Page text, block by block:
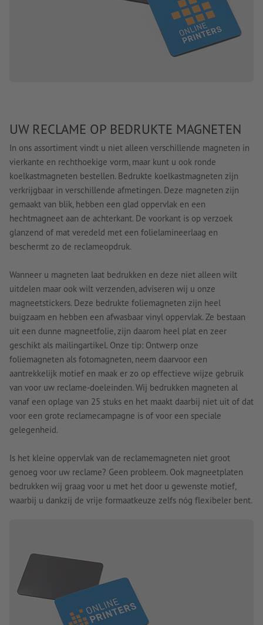
UW RECLAME OP BEDRUKTE MAGNETEN
In ons assortiment vindt u niet alleen verschillende magneten in
vierkante en rechthoekige vorm, maar kunt u ook ronde
koelkastmagneten bestellen. Bedrukte koelkastmagneten zijn
verkrijgbaar in verschillende afmetingen. Deze magneten zijn
gemaakt van blik, hebben een glad oppervlak en een
hechtmagneet aan de achterkant. De voorkant is op verzoek
glanzend of mat veredeld met een folielamineerlaag en
beschermt zo de reclameopdruk.
Wanneer u magneten laat bedrukken en deze niet alleen wilt
uitdelen maar ook wilt verzenden, adviseren wij u onze
magneetstickers. Deze bedrukte foliemagneten zijn heel
buigzaam en hebben een afwasbaar vinyl oppervlak. Ze bestaan
uit een dunne magneetfolie, zijn daarom heel plat en zeer
geschikt als mailingartikel. Onze tip: Ontwerp onze
foliemagneten als fotomagneten, neem daarvoor een
aantrekkelijk motief en maak er zo op effectieve wijze gebruik
van voor uw reclame-doeleinden. Wij bedrukken magneten al
vanaf een oplage van 25 stuks en het maakt daarbij niet uit of dat
voor een grote reclamecampagne is of voor een speciale
gelegenheid.
Is het kleine oppervlak van de reclamemagneten niet groot
genoeg voor uw reclame? Geen probleem. Ook magneetplaten
bedrukken wij graag voor u met het door u gewenste motief,
waarbij u dankzij de vrije formaatkeuze zelfs nóg flexibeler bent.